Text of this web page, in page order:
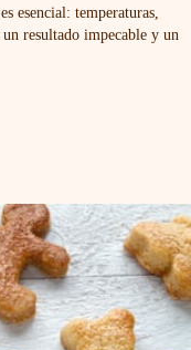
esencial: temperaturas,
resultado impecable y un